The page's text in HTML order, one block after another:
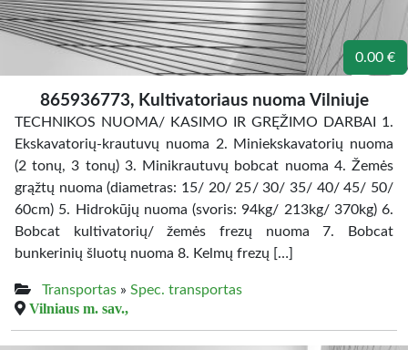
0.00 €
865936773, Kultivatoriaus nuoma Vilniuje
TECHNIKOS NUOMA/ KASIMO IR GRĘŽIMO DARBAI 1.
Ekskavatorių-krautuvų nuoma 2. Miniekskavatorių nuoma
(2 tonų, 3 tonų) 3. Minikrautuvų bobcat nuoma 4. Žemės
grąžtų nuoma (diametras: 15/ 20/ 25/ 30/ 35/ 40/ 45/ 50/
60cm) 5. Hidrokūjų nuoma (svoris: 94kg/ 213kg/ 370kg) 6.
Bobcat kultivatorių/ žemės frezų nuoma 7. Bobcat
bunkerinių šluotų nuoma 8. Kelmų frezų […]
Transportas » Spec. transportas
Vilniaus m. sav.,